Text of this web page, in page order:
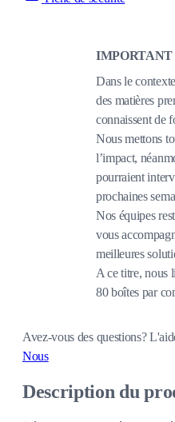
IMPORTANT
Dans le
des matières
connaissent de
Nous mettons
l’impact,
pourraient
prochaines
Nos équipes
vous
meilleures
A ce titre, nous
80 boîtes par
Avez-vous des questions?
Nous
Description du